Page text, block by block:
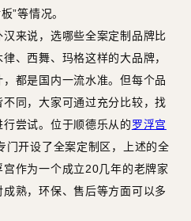
”等情况。
来说，选哪些全案定制品牌比
、西舞、玛格这样的大品牌，
都是国内一流水准。但每个品
同，大家可通过充分比较，找
尝试。位于顺德乐从的罗浮宫
门开设了全案定制区，上述的全
作为一个成立20几年的老牌家
熟，环保、售后等方面可以多